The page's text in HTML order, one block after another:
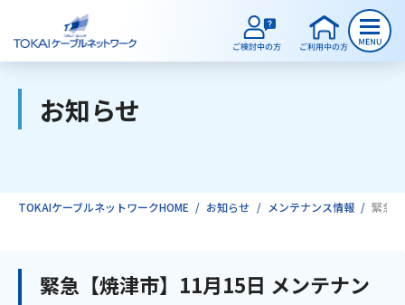
ご検討中のお客様
お知らせ
TOKAIケーブルネットワークHOME お知らせ メンテナンス情報 緊急
緊急【焼津市】11月15日 メンテナン